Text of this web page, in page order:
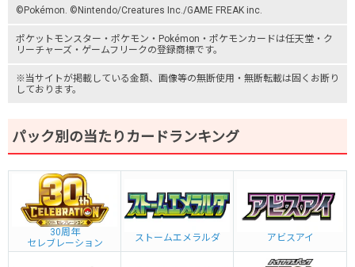
©Pokémon. ©Nintendo/Creatures Inc./GAME FREAK inc.
ポケットモンスター ・ポケモン・Pokémon・ ポケモンカードは任天堂・ ク
リーチャーズ ・ ゲームフリークの登録商標です。
※当サイトが掲載している金額、画像等の無断使用・無断転載は固くお断り
しております。
パック別の当たりカードランキング
30周年
セレブレーション
ストームエメラルダ アビスアイ